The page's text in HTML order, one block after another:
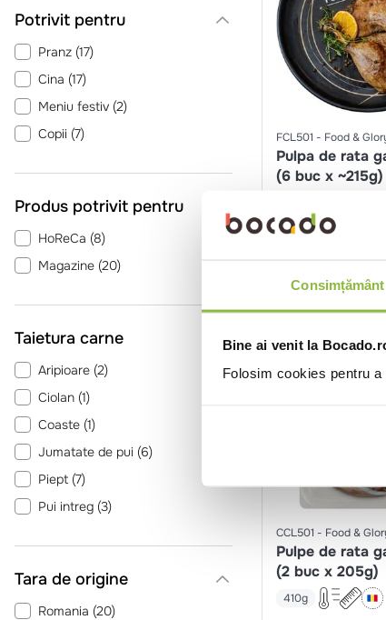
Consimțământ
Bine ai venit la
Folosim cookies pentru
Potrivit pentru
Pranz (17)
Cina (17)
Meniu festiv (2)
Copii (7)
Produs potrivit pentru
HoReCa (8)
Magazine (20)
Taietura carne
Aripioare (2)
Ciolan (1)
Coaste (1)
Jumatate de pui (6)
Piept (7)
Pui intreg (3)
Tara de origine
Romania (20)
FCL501 Food &
Pulpa de rata
(6 buc x ~215g)
CCL501 Food &
Pulpe de rata
(2 buc x 205g)
410g